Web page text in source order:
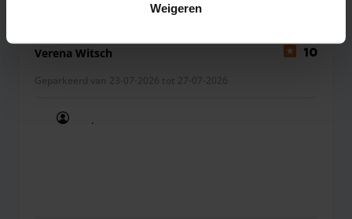
Weigeren
Verena Witsch 10
Geparkeerd van 23-07-2026 tot 27-07-2026
.